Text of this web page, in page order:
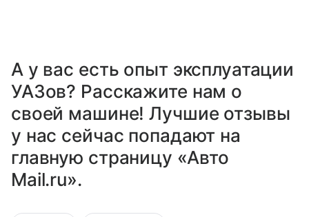
А у вас есть опыт эксплуатации
УАЗов? Расскажите нам о
своей машине! Лучшие отзывы
у нас сейчас попадают на
главную страницу «Авто
Mail.ru».